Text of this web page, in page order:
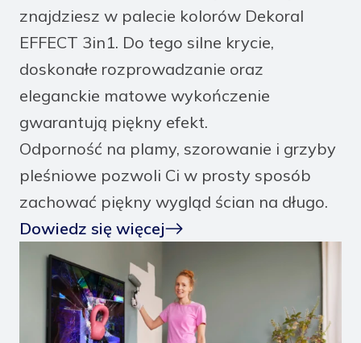
znajdziesz w palecie kolorów Dekoral
EFFECT 3in1. Do tego silne krycie,
doskonałe rozprowadzanie oraz
eleganckie matowe wykończenie
gwarantują piękny efekt.
Odporność na plamy, szorowanie i grzyby
pleśniowe pozwoli Ci w prosty sposób
zachować piękny wygląd ścian na długo.
Dowiedz się więcej